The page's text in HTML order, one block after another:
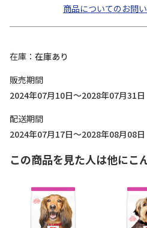
商品についてのお問
在庫
在庫あり
販売期間
2024年07月10日～2028年07月31日
配送期間
2024年07月17日～2028年08月08日
この商品を見た人は他にこ